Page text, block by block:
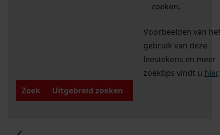
zoeken.
Voorbeelden van
gebruik van deze
leestekens en meer
zoektips vindt u hier.
Zoek
Uitgebreid zoeken